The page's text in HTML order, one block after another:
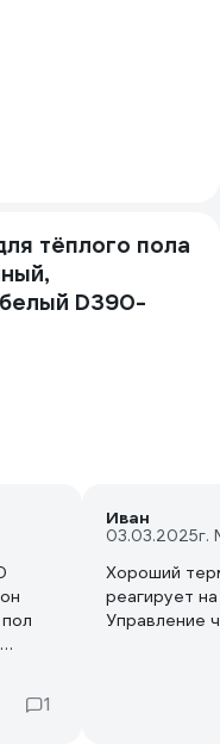
тёплого пола
D390-
1
Иван
03.03.2025г.
Хороший
реагирует
Управление